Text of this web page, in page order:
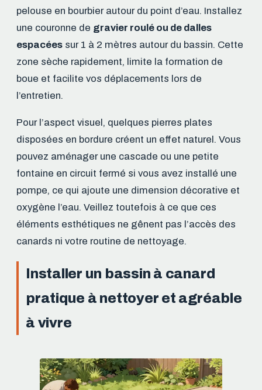
pelouse en bourbier autour du point d’eau. Installez
une couronne de gravier roulé ou de dalles
espacées sur 1 à 2 mètres autour du bassin. Cette
zone sèche rapidement, limite la formation de
boue et facilite vos déplacements lors de
l’entretien.
Pour l’aspect visuel, quelques pierres plates
disposées en bordure créent un effet naturel. Vous
pouvez aménager une cascade ou une petite
fontaine en circuit fermé si vous avez installé une
pompe, ce qui ajoute une dimension décorative et
oxygène l’eau. Veillez toutefois à ce que ces
éléments esthétiques ne gênent pas l’accès des
canards ni votre routine de nettoyage.
Installer un bassin à canard
pratique à nettoyer et agréable
à vivre